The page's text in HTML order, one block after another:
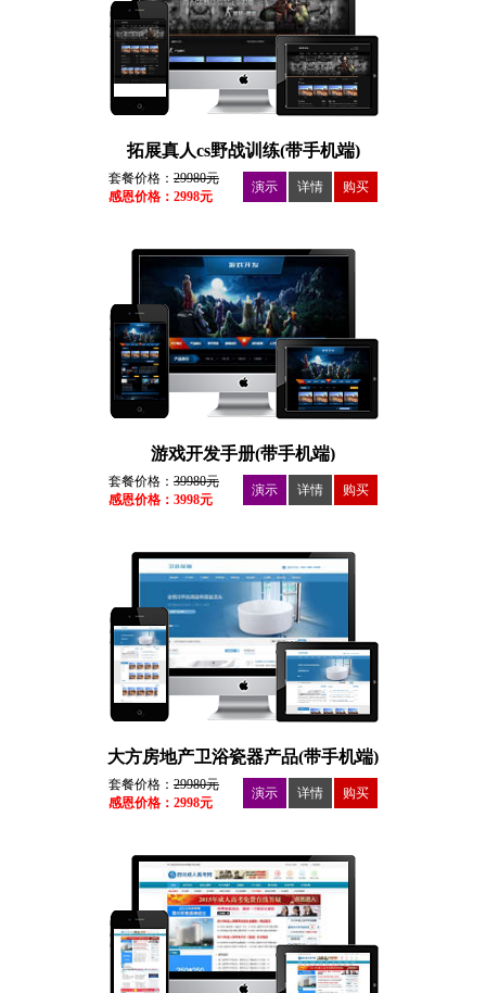
拓展真人cs野战训练(带手机端)
套餐价格： 29980元
感恩价格：2998元
演示 详情 购买
游戏开发手册(带手机端)
套餐价格： 39980元
感恩价格：3998元
演示 详情 购买
大方房地产卫浴瓷器产品(带手机端)
套餐价格： 29980元
感恩价格：2998元
演示 详情 购买